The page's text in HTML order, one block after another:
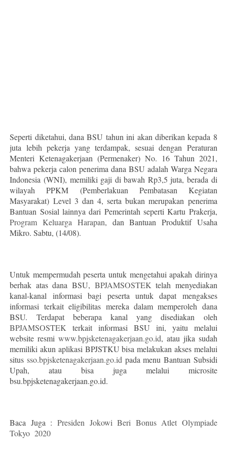
Seperti diketahui, dana BSU tahun ini akan diberikan kepada 8
juta lebih pekerja yang terdampak, sesuai dengan Peraturan
Menteri Ketenagakerjaan (Permenaker) No. 16 Tahun 2021,
bahwa pekerja calon penerima dana BSU adalah Warga Negara
Indonesia (WNI), memiliki gaji di bawah Rp3,5 juta, berada di
wilayah PPKM (Pemberlakuan Pembatasan Kegiatan
Masyarakat) Level 3 dan 4, serta bukan merupakan penerima
Bantuan Sosial lainnya dari Pemerintah seperti Kartu Prakerja,
Program Keluarga Harapan, dan Bantuan Produktif Usaha
Mikro. Sabtu, (14/08).
Untuk mempermudah peserta untuk mengetahui apakah dirinya
berhak atas dana BSU, BPJAMSOSTEK telah menyediakan
kanal-kanal informasi bagi peserta untuk dapat mengakses
informasi terkait eligibilitas mereka dalam memperoleh dana
BSU. Terdapat beberapa kanal yang disediakan oleh
BPJAMSOSTEK terkait informasi BSU ini, yaitu melalui
website resmiwww.bpjsketenagakerjaan.go.id, atau jika sudah
memiliki akun aplikasi BPJSTKU bisa melakukan akses melalui
situssso.bpjsketenagakerjaan.go.id pada menu Bantuan Subsidi
Upah, atau bisa juga melalui microsite
bsu.bpjsketenagakerjaan.go.id.
Baca Juga : Presiden Jokowi Beri Bonus Atlet Olympiade
Tokyo 2020